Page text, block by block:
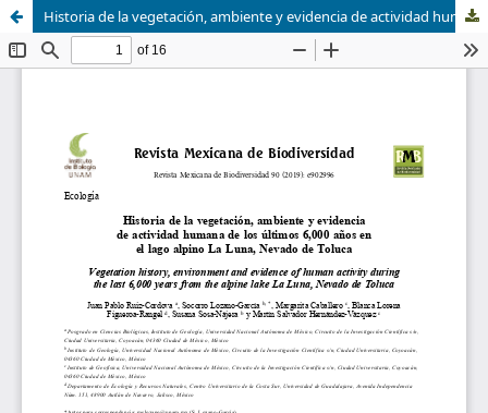
Historia de la vegetación, ambiente y evidencia de actividad humana de los últimos 6,000 años en el lago alpino La Luna, Nevado de Toluca